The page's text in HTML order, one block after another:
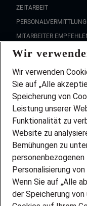
ZEITARBEIT
PERSONALVERMITTLUNG
MITARBEITER
FAQ
Wir stellen ein!
DEINE BERUFSGRUPPE
DEINE LEBENSSITUATION
PARTNERSHIP WITH
INITIATIV BEWERBEN
ÜBER UNS
STANDORTE
BLOG
PRESSE
Wir
Wir verwenden
Sie auf „Alle
Speicherung von
Leistung unserer
Funktionalität zu
Website zu
Bemühungen zu
personenbezogenen
Personalisierung
Wenn Sie auf „Alle
der Speicherung